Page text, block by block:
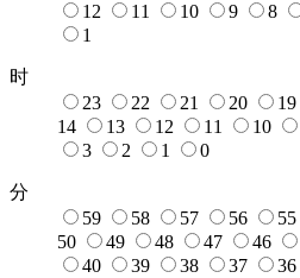
12
11 10 9 8
1
时
23
22 21 20 19
14
13 12 11 10
3
2 1 0
分
59
58 57 56 55
50
49 48 47 46
40
39 38 37 36